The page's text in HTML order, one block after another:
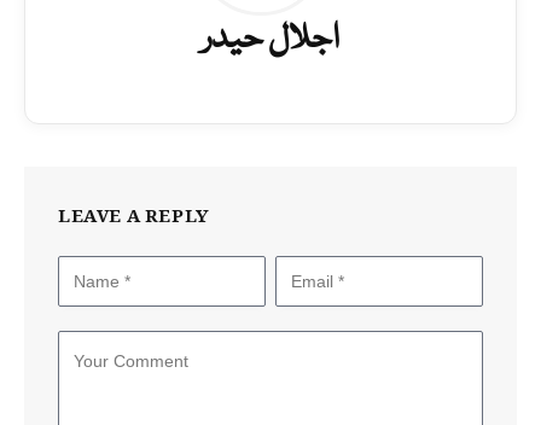
اجلال حیدر
LEAVE A REPLY